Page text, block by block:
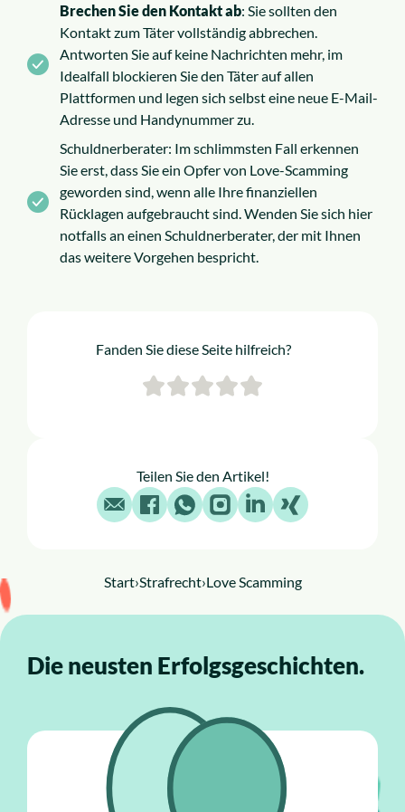
Brechen Sie den Kontakt ab: Sie sollten den
Kontakt zum Täter vollständig abbrechen.
Antworten Sie auf keine Nachrichten mehr, im
Idealfall blockieren Sie den Täter auf allen
Plattformen und legen sich selbst eine neue E-Mail-
Adresse und Handynummer zu.
Schuldnerberater: Im schlimmsten Fall erkennen
Sie erst, dass Sie ein Opfer von Love-Scamming
geworden sind, wenn alle Ihre finanziellen
Rücklagen aufgebraucht sind. Wenden Sie sich hier
notfalls an einen Schuldnerberater, der mit Ihnen
das weitere Vorgehen bespricht.
Fanden Sie diese Seite hilfreich?
Teilen Sie den Artikel!
E-MailFacebookWhatsAppInstagramLinkedIn
X
Start›Strafrecht›Love Scamming
Die neusten Erfolgsgeschichten.